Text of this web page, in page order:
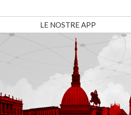
LE NOSTRE APP